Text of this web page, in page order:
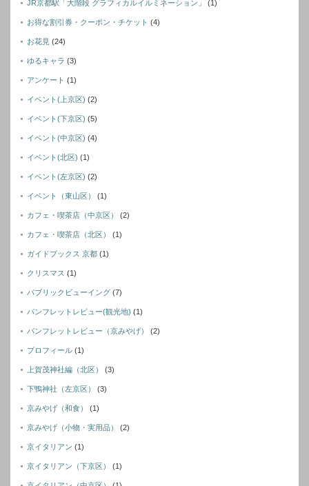
JR京都駅「大階段 グラフィカルイルミネーション」 (1)
お得な割引券・クーポン・チケット (4)
お花見 (24)
ゆるキャラ (3)
アンケート (1)
イベント(上京区) (2)
イベント(下京区) (5)
イベント(中京区) (4)
イベント(北区) (1)
イベント(左京区) (2)
イベント（東山区） (1)
カフェ・喫茶店（中京区） (2)
カフェ・喫茶店（北区） (1)
ガイドブックス 京都 (1)
クリスマス (1)
パブリックビューイング (7)
パンフレットレビュー(観光地) (1)
パンフレットレビュー（京みやげ） (2)
プロフィール (1)
上賀茂神社編（北区） (3)
下鴨神社（左京区） (3)
京みやげ（和食） (1)
京みやげ（小物・実用品） (2)
京イタリアン (1)
京イタリアン（下京区） (1)